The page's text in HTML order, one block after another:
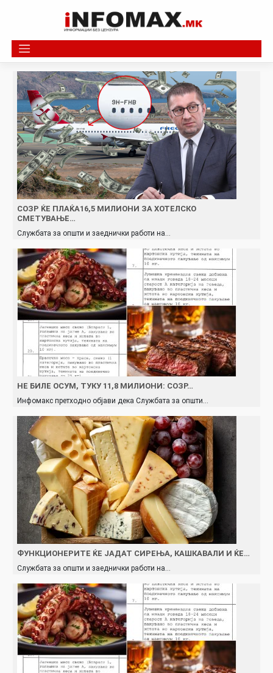
СОЗР ЌЕ ПЛАЌА16,5 МИЛИОНИ ЗА ХОТЕЛСКО
СМЕТУВАЊЕ…
Службата за општи и заеднички работи на…
НЕ БИЛЕ ОСУМ, ТУКУ 11,8 МИЛИОНИ: СОЗР…
Инфомакс претходно објави дека Службата за општи…
ФУНКЦИОНЕРИТЕ ЌЕ ЈАДАТ СИРЕЊА, КАШКАВАЛИ И ЌЕ…
Службата за општи и заеднички работи на…